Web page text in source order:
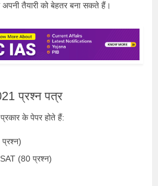
तैयारी को बेहतर बना सकते हैं।
प्रश्न पत्र
के पेपर होते हैं:
(80 प्रश्न)